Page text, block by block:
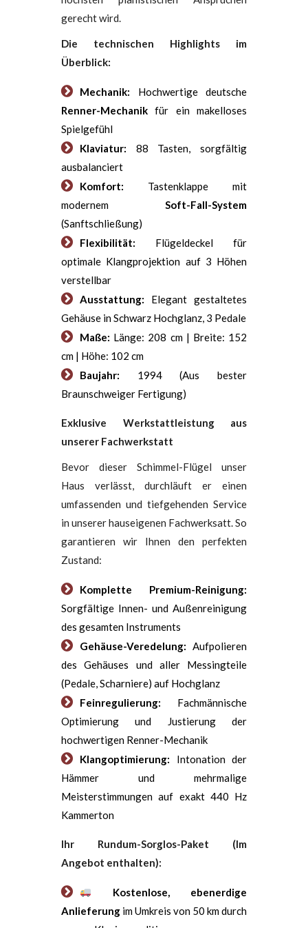
gerecht wird.
Die technischen Highlights im
Überblick:
Mechanik: Hochwertige deutsche
Renner-Mechanik für ein makelloses
Spielgefühl
Klaviatur: 88 Tasten, sorgfältig
ausbalanciert
Komfort: Tastenklappe mit
modernem Soft-Fall-System
(Sanftschließung)
Flexibilität: Flügeldeckel für
optimale Klangprojektion auf 3 Höhen
verstellbar
Ausstattung: Elegant gestaltetes
Gehäuse in Schwarz Hochglanz, 3 Pedale
Maße: Länge: 208 cm | Breite: 152
cm | Höhe: 102 cm
Baujahr: 1994 (Aus bester
Braunschweiger Fertigung)
Exklusive Werkstattleistung aus
unserer Fachwerkstatt
Bevor dieser Schimmel-Flügel unser
Haus verlässt, durchläuft er einen
umfassenden und tiefgehenden Service
in unserer hauseigenen Fachwerksatt. So
garantieren wir Ihnen den perfekten
Zustand:
Komplette Premium-Reinigung:
Sorgfältige Innen- und Außenreinigung
des gesamten Instruments
Gehäuse-Veredelung: Aufpolieren
des Gehäuses und aller Messingteile
(Pedale, Scharniere) auf Hochglanz
Feinregulierung: Fachmännische
Optimierung und Justierung der
hochwertigen Renner-Mechanik
Klangoptimierung: Intonation der
Hämmer und mehrmalige
Meisterstimmungen auf exakt 440 Hz
Kammerton
Ihr Rundum-Sorglos-Paket (Im
Angebot enthalten):
Kostenlose, ebenerdige
Anlieferung im Umkreis von 50 km durch